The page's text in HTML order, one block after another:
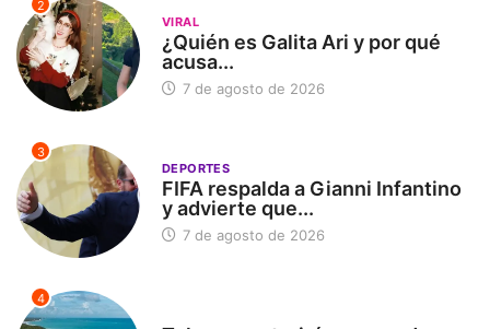
2
VIRAL
¿Quién es Galita Ari y por qué
acusa...
7 de agosto de 2026
3
DEPORTES
FIFA respalda a Gianni Infantino
y advierte que...
7 de agosto de 2026
4